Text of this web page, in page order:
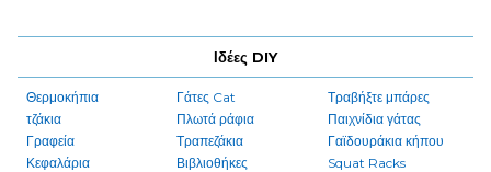
Ιδέες DIY
Θερμοκήπια
τζάκια
Γραφεία
Κεφαλάρια
Γάτες Cat
Πλωτά ράφια
Τραπεζάκια
Βιβλιοθήκες
Τραβήξτε μπάρες
Παιχνίδια γάτας
Γαϊδουράκια κήπου
Squat Racks